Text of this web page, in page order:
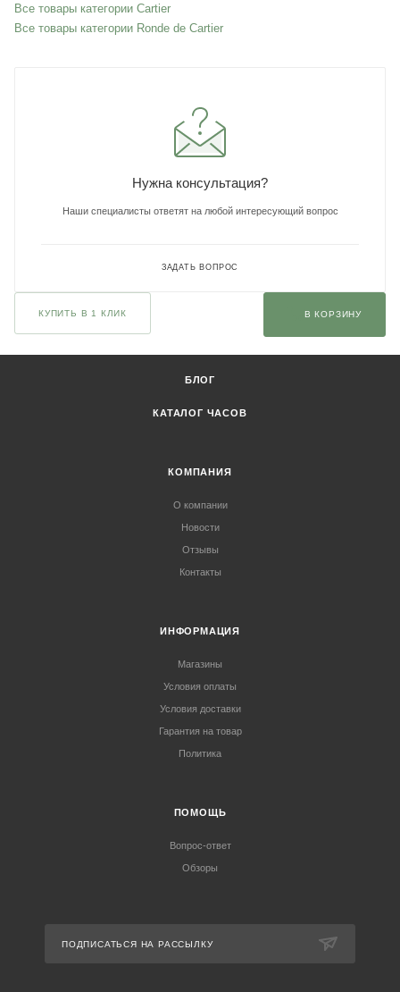
Все товары категории Cartier
Все товары категории Ronde de Cartier
Нужна консультация?
Наши специалисты ответят на любой интересующий вопрос
ЗАДАТЬ ВОПРОС
КУПИТЬ В 1 КЛИК В КОРЗИНУ
БЛОГ
КАТАЛОГ ЧАСОВ
КОМПАНИЯ
О компании
Новости
Отзывы
Контакты
ИНФОРМАЦИЯ
Магазины
Условия оплаты
Условия доставки
Гарантия на товар
Политика
ПОМОЩЬ
Вопрос-ответ
Обзоры
ПОДПИСАТЬСЯ НА РАССЫЛКУ